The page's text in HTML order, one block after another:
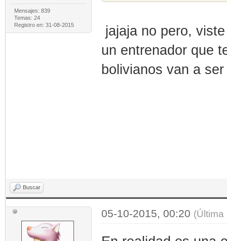
Mensajes: 839
Temas: 24
Registro en: 31-08-2015
jajaja no pero,
un entrenador que
bolivianos van a
Buscar
05-10-2015, 00:20